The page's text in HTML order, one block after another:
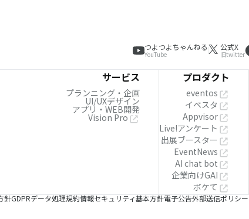
つよつよちゃんねる
YouTube
公式X
旧twitter
サービス
プランニング・企画
UI/UXデザイン
アプリ・WEB開発
Vision Pro
プロダクト
eventos
イベスタ
Appvisor
Live!アンケート
出展ブースター
EventNews
AI chat bot
企業向けGAI
ボケて
針GDPRデータ処理規約情報セキュリティ基本方針電子公告外部送信ポリシー